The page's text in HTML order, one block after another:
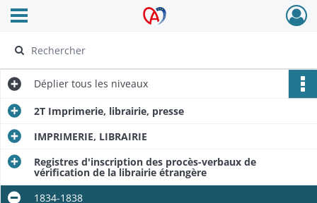
Archives Alsace - Colmar
Ouvrir le menu déroulant
Déplier tous les niveaux
2T Imprimerie, librairie, presse
IMPRIMERIE, LIBRAIRIE
Registres d'inscription des procès-verbaux de
vérification de la librairie étrangère
1834-1838